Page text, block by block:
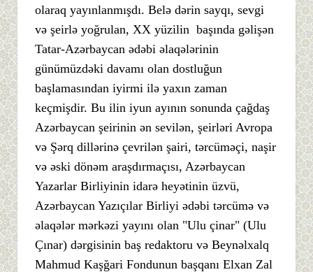
olaraq yayınlanmışdı. Belə dərin sayqı, sevgi
və şeirlə yoğrulan, XX yüzilin başında gəlişən
Tatar-Azərbaycan ədəbi əlaqələrinin
günümüzdəki davamı olan dostluğun
başlamasından iyirmi ilə yaxın zaman
keçmişdir. Bu ilin iyun ayının sonunda çağdaş
Azərbaycan şeirinin ən sevilən, şeirləri Avropa
və Şərq dillərinə çevrilən şairi, tərcüməçi, naşir
və əski dönəm araşdırmaçısı, Azərbaycan
Yazarlar Birliyinin idarə heyətinin üzvü,
Azərbaycan Yazıçılar Birliyi ədəbi tərcümə və
əlaqələr mərkəzi yayını olan "Ulu çinar" (Ulu
Çınar) dərgisinin baş redaktoru və Beynəlxalq
Mahmud Kaşğari Fondunun başqanı Elxan Zal